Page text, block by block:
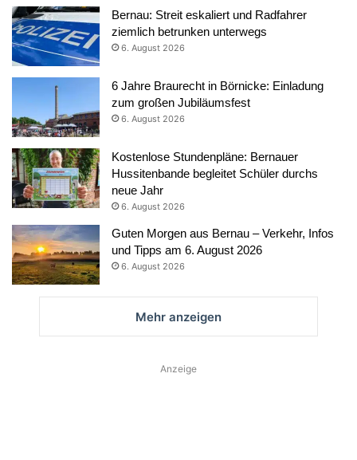
Bernau: Streit eskaliert und Radfahrer
ziemlich betrunken unterwegs
6. August 2026
6 Jahre Braurecht in Börnicke: Einladung
zum großen Jubiläumsfest
6. August 2026
Kostenlose Stundenpläne: Bernauer
Hussitenbande begleitet Schüler durchs
neue Jahr
6. August 2026
Guten Morgen aus Bernau – Verkehr, Infos
und Tipps am 6. August 2026
6. August 2026
Mehr anzeigen
Anzeige